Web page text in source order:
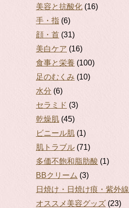
美容と抗酸化 (16)
手・指 (6)
顔・首 (31)
美白ケア (16)
食事と栄養 (100)
足のむくみ (10)
水分 (6)
セラミド (3)
乾燥肌 (45)
ビニール肌 (1)
肌トラブル (71)
多価不飽和脂肪酸 (1)
BBクリーム (3)
日焼け・日焼け痕・紫外線
オススメ美容グッズ (23)